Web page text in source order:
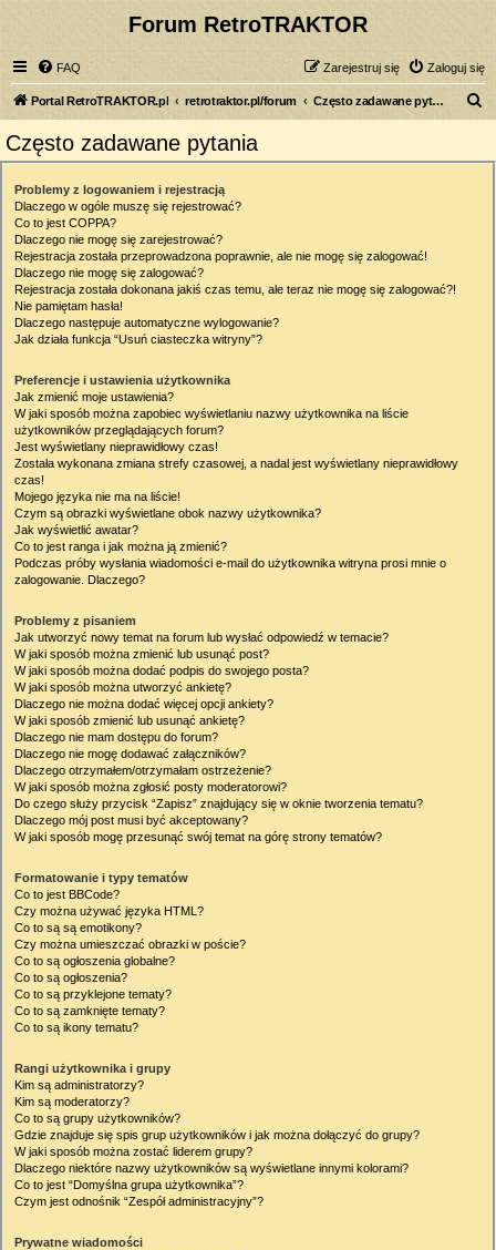
Forum RetroTRAKTOR
FAQ Zaloguj się
Zarejestruj się
Portal RetroTRAKTOR.pl retrotraktor.pl/forum Często zadawane pytania
Często zadawane pytania
Problemy z logowaniem i rejestracją
Dlaczego w ogóle muszę się rejestrować?
Co to jest COPPA?
Dlaczego nie mogę się zarejestrować?
Rejestracja została przeprowadzona poprawnie, ale nie mogę się zalogować!
Dlaczego nie mogę się zalogować?
Rejestracja została dokonana jakiś czas temu, ale teraz nie mogę się zalogować?!
Nie pamiętam hasła!
Dlaczego następuje automatyczne wylogowanie?
Jak działa funkcja “Usuń ciasteczka witryny”?
Preferencje i ustawienia użytkownika
Jak zmienić moje ustawienia?
W jaki sposób można zapobiec wyświetlaniu nazwy użytkownika na liście
użytkowników przeglądających forum?
Jest wyświetlany nieprawidłowy czas!
Została wykonana zmiana strefy czasowej, a nadal jest wyświetlany nieprawidłowy
czas!
Mojego języka nie ma na liście!
Czym są obrazki wyświetlane obok nazwy użytkownika?
Jak wyświetlić awatar?
Co to jest ranga i jak można ją zmienić?
Podczas próby wysłania wiadomości e-mail do użytkownika witryna prosi mnie o
zalogowanie. Dlaczego?
Problemy z pisaniem
Jak utworzyć nowy temat na forum lub wysłać odpowiedź w temacie?
W jaki sposób można zmienić lub usunąć post?
W jaki sposób można dodać podpis do swojego posta?
W jaki sposób można utworzyć ankietę?
Dlaczego nie można dodać więcej opcji ankiety?
W jaki sposób zmienić lub usunąć ankietę?
Dlaczego nie mam dostępu do forum?
Dlaczego nie mogę dodawać załączników?
Dlaczego otrzymałem/otrzymałam ostrzeżenie?
W jaki sposób można zgłosić posty moderatorowi?
Do czego służy przycisk “Zapisz” znajdujący się w oknie tworzenia tematu?
Dlaczego mój post musi być akceptowany?
W jaki sposób mogę przesunąć swój temat na górę strony tematów?
Formatowanie i typy tematów
Co to jest BBCode?
Czy można używać języka HTML?
Co to są są emotikony?
Czy można umieszczać obrazki w poście?
Co to są ogłoszenia globalne?
Co to są ogłoszenia?
Co to są przyklejone tematy?
Co to są zamknięte tematy?
Co to są ikony tematu?
Rangi użytkownika i grupy
Kim są administratorzy?
Kim są moderatorzy?
Co to są grupy użytkowników?
Gdzie znajduje się spis grup użytkowników i jak można dołączyć do grupy?
W jaki sposób można zostać liderem grupy?
Dlaczego niektóre nazwy użytkowników są wyświetlane innymi kolorami?
Co to jest “Domyślna grupa użytkownika”?
Czym jest odnośnik “Zespół administracyjny”?
Prywatne wiadomości